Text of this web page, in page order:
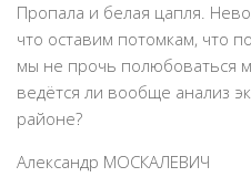
Пропала и белая цапля.
что оставим потомкам, что
мы не прочь полюбоваться
ведётся ли вообще анализ
районе?
Александр МОСКАЛЕВИЧ